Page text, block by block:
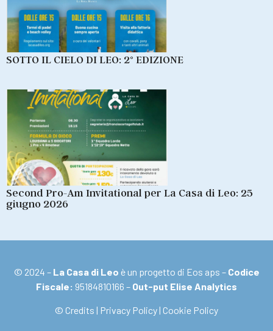
SOTTO IL CIELO DI LEO: 2° EDIZIONE
Second Pro-Am Invitational per La Casa di Leo: 25
giugno 2026
© 2024 – La Casa di Leo è un progetto di Eos aps – Codice
Fiscale: 95184810166 – Out-put Elise Analytics
© Credits | Privacy Policy | Cookie Policy